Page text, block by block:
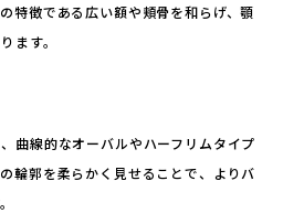
特徴である広い額や頬骨を和らげ、顎
ます。
曲線的なオーバルやハーフリムタイプ
輪郭を柔らかく見せることで、よりバ